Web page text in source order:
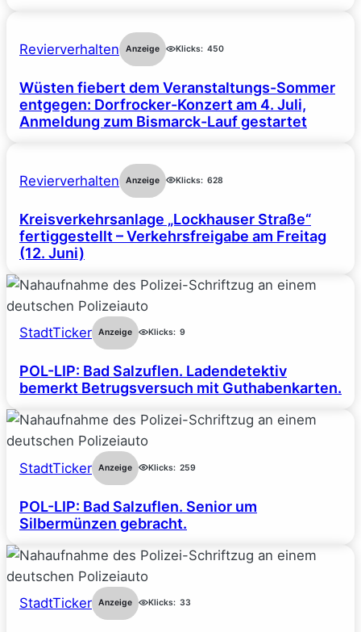
Revierverhalten Anzeige Klicks: 450
Wüsten fiebert dem Veranstaltungs-Sommer
entgegen: Dorfrocker-Konzert am 4. Juli,
Anmeldung zum Bismarck-Lauf gestartet
Revierverhalten Anzeige Klicks: 628
Kreisverkehrsanlage „Lockhauser Straße“
fertiggestellt – Verkehrsfreigabe am Freitag
(12. Juni)
StadtTicker Anzeige Klicks: 9
POL-LIP: Bad Salzuflen. Ladendetektiv
bemerkt Betrugsversuch mit Guthabenkarten.
StadtTicker Anzeige Klicks: 259
POL-LIP: Bad Salzuflen. Senior um
Silbermünzen gebracht.
StadtTicker Anzeige Klicks: 33